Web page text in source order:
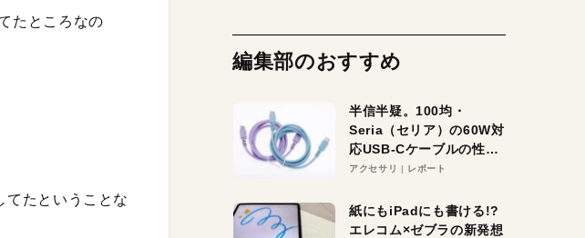
たところなの
たということな
編集部のおすすめ
半信半疑。100均・
Seria（セリア）の60W対
応USB-Cケーブルの性能
を検証。超コスパの1本を
アクセサリ レポート
紙にもiPadにも書ける!?
エレコム×ゼブラの新発想